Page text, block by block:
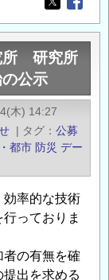
Opens in
所 研究所
公示
木) 14:27
| タグ
公募
都市 防災 デー
効率的な技術
っておりま
の有無を確
出を求める